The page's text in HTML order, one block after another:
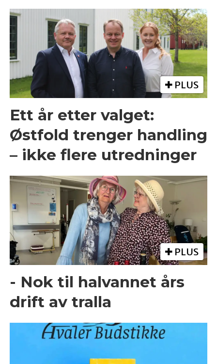
PLUS
Ett år etter valget:
Østfold trenger handling
– ikke flere utredninger
PLUS
- Nok til halvannet års
drift av tralla